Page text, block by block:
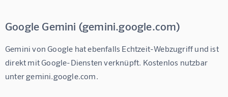
Google Gemini (gemini.google.com)
Gemini von Google hat ebenfalls Echtzeit-Webzugriff und ist
direkt mit Google-Diensten verknüpft. Kostenlos nutzbar
unter gemini.google.com.